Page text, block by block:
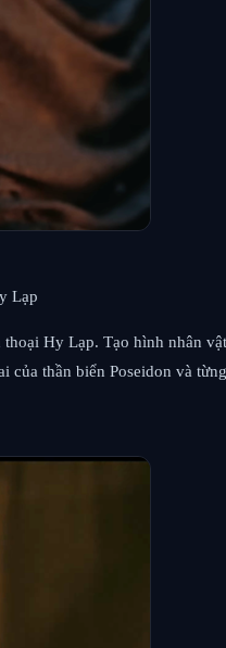
Lạp
Hy Lạp. Tạo hình nhân
thần biển Poseidon và